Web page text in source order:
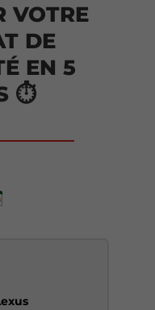
VOTRE
DE
EN 5
⏱️